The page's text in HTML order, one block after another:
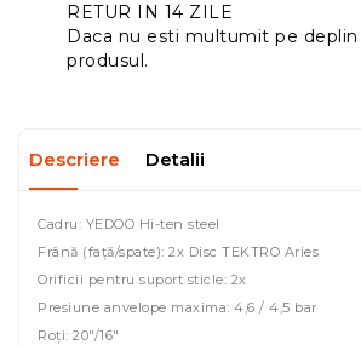
RETUR IN 14 ZILE
Daca nu esti multumit pe
produsul.
Descriere Detalii
Cadru: YEDOO Hi-ten steel
Frână (față/spate): 2x Disc TEKTRO Aries
Orificii pentru suport sticle: 2x
Presiune anvelope maxima: 4,6 / 4,5 bar
Roți: 20"/16"